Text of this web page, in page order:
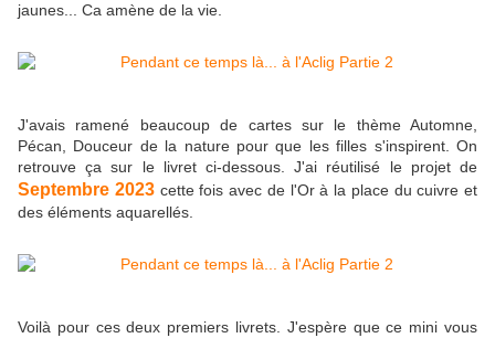
jaunes... Ca amène de la vie.
J'avais ramené beaucoup de cartes sur le thème Automne,
Pécan, Douceur de la nature pour que les filles s'inspirent. On
retrouve ça sur le livret ci-dessous. J'ai réutilisé le projet de
Septembre 2023cette fois avec de l'Or à la place du cuivre et
des éléments aquarellés.
Voilà pour ces deux premiers livrets. J'espère que ce mini vous